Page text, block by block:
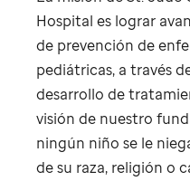
Hospital es lograr
de prevención de
pediátricas, a través
desarrollo de
visión de nuestro
ningún niño se le
de su raza, religión o